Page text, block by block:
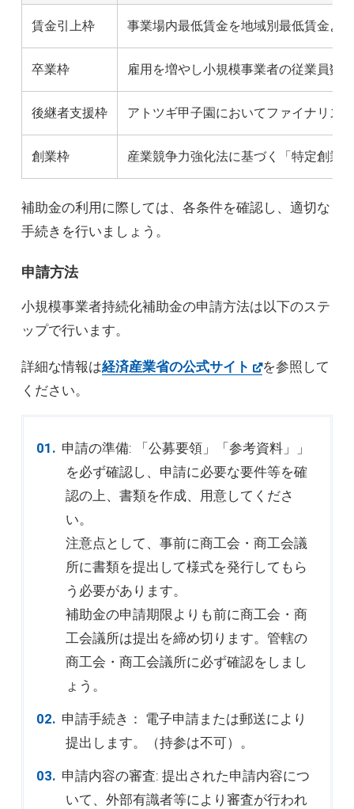
賃金引上枠 事業場内最低賃金を地域別最低賃金よ
卒業枠 雇用を増やし小規模事業者の従業員数
後継者支援枠 アトツギ甲子園においてファイナリス
創業枠 産業競争力強化法に基づく「特定創業
補助金の利用に際しては、各条件を確認し、適切な
手続きを行いましょう。
申請方法
小規模事業者持続化補助金の申請方法は以下のステ
ップで行います。
詳細な情報は経済産業省の公式サイト
を参照して
ください。
申請の準備: 「公募要領」「参考資料」」
を必ず確認し、申請に必要な要件等を確
認の上、書類を作成、用意してくださ
い。
注意点として、事前に商工会・商工会議
所に書類を提出して様式を発行してもら
う必要があります。
補助金の申請期限よりも前に商工会・商
工会議所は提出を締め切ります。管轄の
商工会・商工会議所に必ず確認をしまし
ょう。
申請手続き： 電子申請または郵送により
提出します。（持参は不可）。
申請内容の審査: 提出された申請内容につ
いて、外部有識者等により審査が行われ